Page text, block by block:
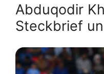
Abduqodir
Steckbrief